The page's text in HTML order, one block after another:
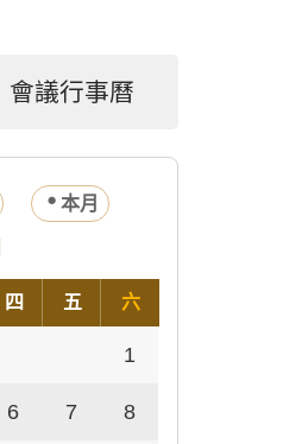
會議行事曆
本月
四 五 六
1
6 7 8